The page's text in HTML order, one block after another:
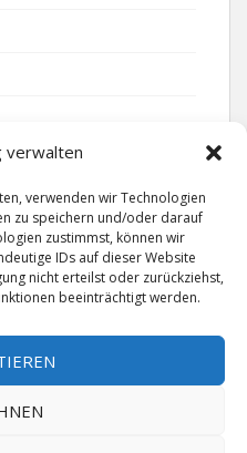
verwalten
verwenden wir Technologien
zu speichern und/oder darauf
zustimmst, können wir
IDs auf dieser Website
nicht erteilst oder zurückziehst,
beeinträchtigt werden.